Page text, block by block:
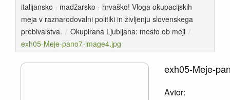
italijansko - madžarsko - hrvaško! Vloga okupacijskih
meja v raznarodovalni politiki in življenju slovenskega
prebivalstva. / Okupirana Ljubljana: mesto ob meji /
exh05-Meje-pano7-image4.jpg
exh05-Meje-
Avtor: